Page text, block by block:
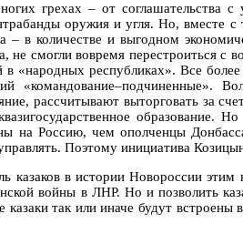
грехах – от соглашательства
оружия и угля. Но, вместе с
– в количестве и выгодном
не смогли вовремя перестроиться с
«народных республиках». Все
«командование–подчиненные».
рассчитывают выторговать за
образование.
на Россию, чем ополченцы
Поэтому инициатива
казаков в истории Новороссии
войны в ЛНР. Но и позволить
казаки так или иначе будут